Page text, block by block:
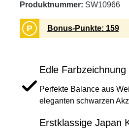
Produktnummer: SW10966
P Bonus-Punkte: 159
Edle Farbzeichnung
Perfekte Balance aus
eleganten schwarzen
Erstklassige Japan